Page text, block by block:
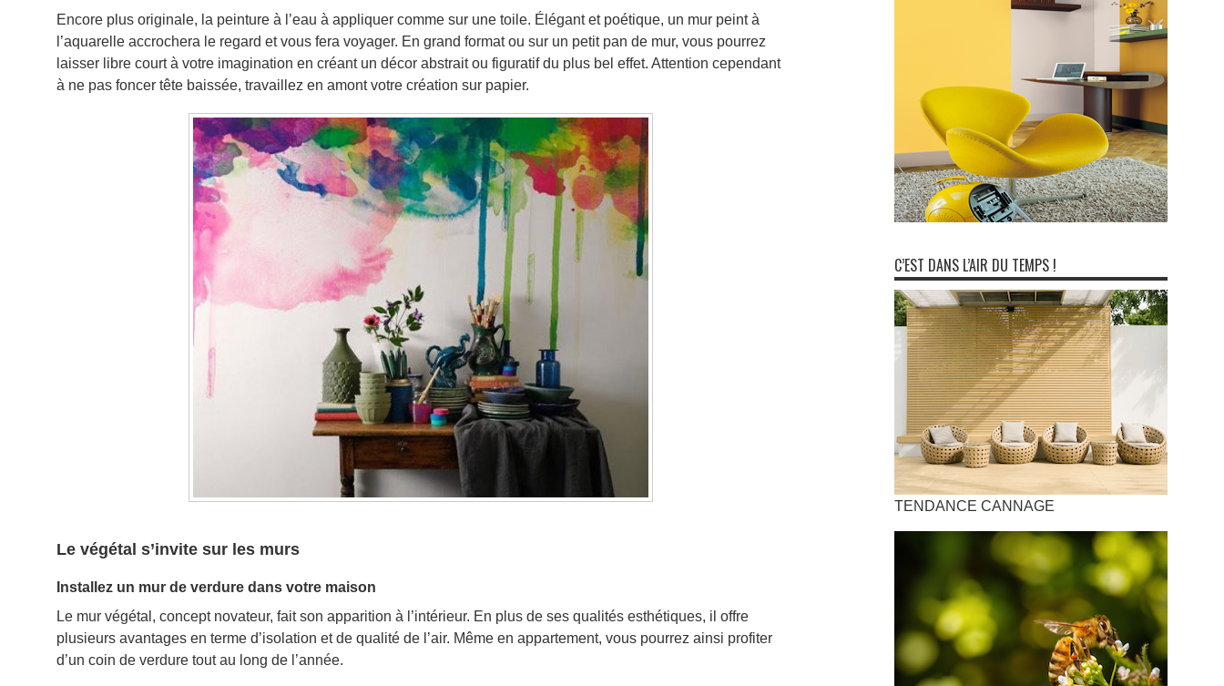
Encore plus originale, la peinture à l’eau à appliquer comme sur une toile. Élégant et poétique, un mur peint à
l’aquarelle accrochera le regard et vous fera voyager. En grand format ou sur un petit pan de mur, vous pourrez
laisser libre court à votre imagination en créant un décor abstrait ou figuratif du plus bel effet. Attention cependant
à ne pas foncer tête baissée, travaillez en amont votre création sur papier.
Le végétal s’invite sur les murs
Installez un mur de verdure dans votre maison
Le mur végétal, concept novateur, fait son apparition à l’intérieur. En plus de ses qualités esthétiques, il offre
plusieurs avantages en terme d’isolation et de qualité de l’air. Même en appartement, vous pourrez ainsi profiter
d’un coin de verdure tout au long de l’année.
C’EST DANS L’AIR DU TEMPS !
TENDANCE CANNAGE